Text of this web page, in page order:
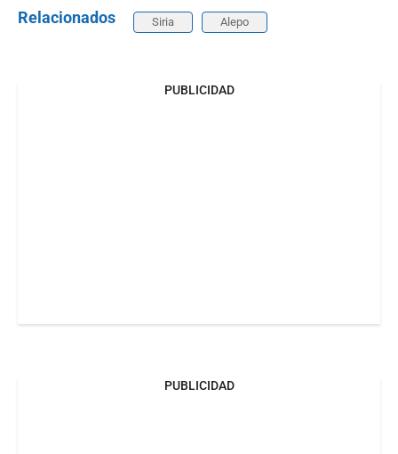
Relacionados Siria Alepo
PUBLICIDAD
PUBLICIDAD